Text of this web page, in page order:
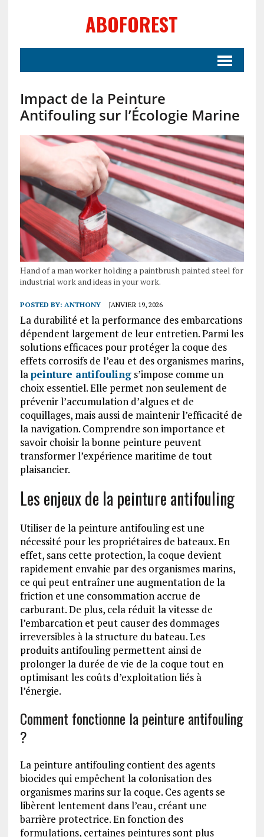
ABOFOREST
Impact de la Peinture
Antifouling sur l’Écologie Marine
Hand of a man worker holding a paintbrush painted steel for
industrial work and ideas in your work.
POSTED BY: ANTHONY JANVIER 19, 2026
La durabilité et la performance des embarcations
dépendent largement de leur entretien. Parmi les
solutions efficaces pour protéger la coque des
effets corrosifs de l’eau et des organismes marins,
lapeinture antifoulings’impose comme un
choix essentiel. Elle permet non seulement de
prévenir l’accumulation d’algues et de
coquillages, mais aussi de maintenir l’efficacité de
la navigation. Comprendre son importance et
savoir choisir la bonne peinture peuvent
transformer l’expérience maritime de tout
plaisancier.
Les enjeux de la peinture antifouling
Utiliser de la peinture antifouling est une
nécessité pour les propriétaires de bateaux. En
effet, sans cette protection, la coque devient
rapidement envahie par des organismes marins,
ce qui peut entraîner une augmentation de la
friction et une consommation accrue de
carburant. De plus, cela réduit la vitesse de
l’embarcation et peut causer des dommages
irreversibles à la structure du bateau. Les
produits antifouling permettent ainsi de
prolonger la durée de vie de la coque tout en
optimisant les coûts d’exploitation liés à
l’énergie.
Comment fonctionne la peinture antifouling
?
La peinture antifouling contient des agents
biocides qui empêchent la colonisation des
organismes marins sur la coque. Ces agents se
libèrent lentement dans l’eau, créant une
barrière protectrice. En fonction des
formulations, certaines peintures sont plus